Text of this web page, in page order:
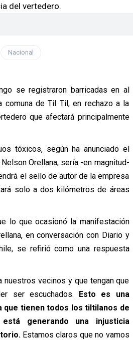
del vertedero.
Nacional
se registraron barricadas en al
de Til Til, en rechazo a la
que afectará principalmente
tóxicos, según ha anunciado el
Orellana, sería -en magnitud-
el sello de autor de la empresa
solo a dos kilómetros de áreas
lo que ocasionó la manifestación
en conversación con Diario y
se refirió como una respuesta
nuestros vecinos y que tengan que
ser escuchados. Esto es una
que tienen todos los tiltilanos de
generando una injusticia
Estamos claros que no vamos